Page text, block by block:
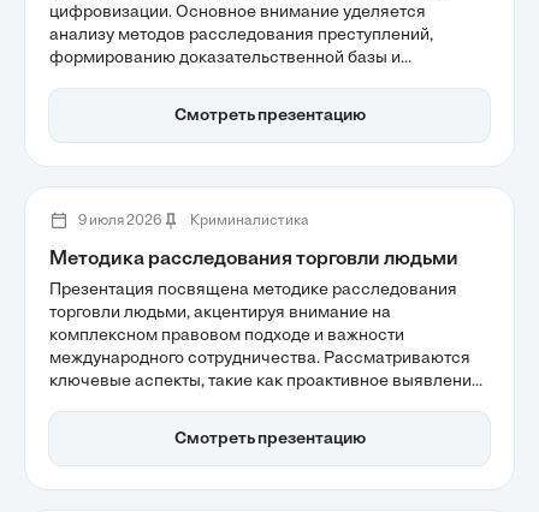
цифровизации. Основное внимание уделяется
анализу методов расследования преступлений,
формированию доказательственной базы и
интеллект. Важным аспектом является также переход
к прогностическим моделям, что позволяет
Смотреть презентацию
9 июля 2026 Криминалистика
Методика расследования торговли людьми
Презентация посвящена методике расследования
торговли людьми, акцентируя внимание на
комплексном правовом подходе и важности
международного сотрудничества. Рассматриваются
ключевые аспекты, такие как проактивное выявление
формирования доказательной базы. Важным
элементом является защита жертв, что требует
Смотреть презентацию